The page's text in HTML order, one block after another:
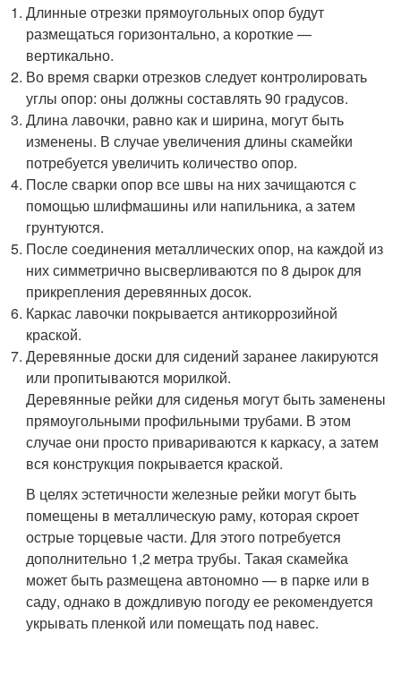
Длинные отрезки прямоугольных опор будут
размещаться горизонтально, а короткие —
вертикально.
Во время сварки отрезков следует контролировать
углы опор: оны должны составлять 90 градусов.
Длина лавочки, равно как и ширина, могут быть
изменены. В случае увеличения длины скамейки
потребуется увеличить количество опор.
После сварки опор все швы на них зачищаются с
помощью шлифмашины или напильника, а затем
грунтуются.
После соединения металлических опор, на каждой из
них симметрично высверливаются по 8 дырок для
прикрепления деревянных досок.
Каркас лавочки покрывается антикоррозийной
краской.
Деревянные доски для сидений заранее лакируются
или пропитываются морилкой.
Деревянные рейки для сиденья могут быть заменены
прямоугольными профильными трубами. В этом
случае они просто привариваются к каркасу, а затем
вся конструкция покрывается краской.
В целях эстетичности железные рейки могут быть
помещены в металлическую раму, которая скроет
острые торцевые части. Для этого потребуется
дополнительно 1,2 метра трубы. Такая скамейка
может быть размещена автономно — в парке или в
саду, однако в дождливую погоду ее рекомендуется
укрывать пленкой или помещать под навес.